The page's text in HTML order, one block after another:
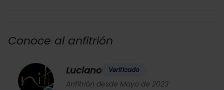
Conoce al anfitrión
Luciano Verificado
Anfitrión desde Mayo de 2023